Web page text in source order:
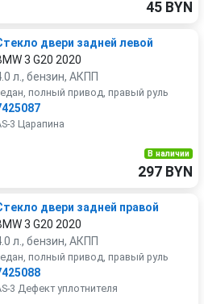
45 BYN
двери задней левой
3 G20 2020
л., бензин, АКПП
полный привод, правый руль
3 Царапина
В наличии
297 BYN
двери задней правой
3 G20 2020
л., бензин, АКПП
полный привод, правый руль
3 Дефект уплотнителя